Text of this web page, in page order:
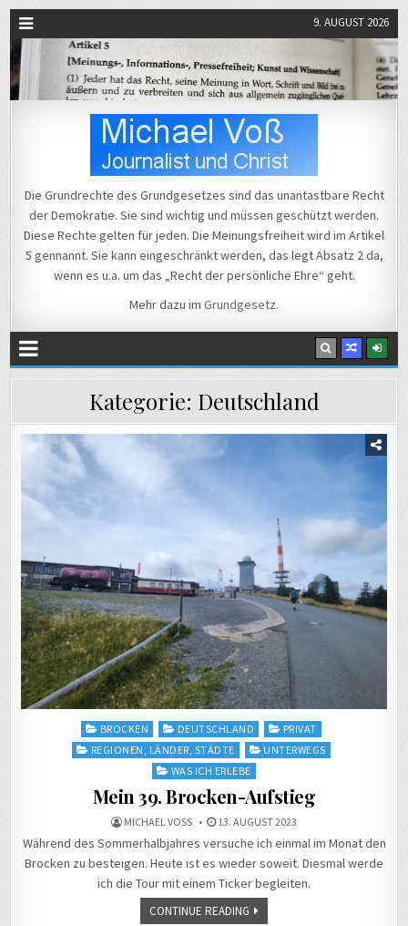
9. AUGUST 2026
Michael Voß
Die Grundrechte des Grundgesetzes sind das unantastbare Recht
der Demokratie. Sie sind wichtig und müssen geschützt werden.
Diese Rechte gelten für jeden. Die Meinungsfreiheit wird im Artikel
5 gennannt. Sie kann eingeschränkt werden, das legt Absatz 2 da,
wenn es u.a. um das „Recht der persönliche Ehre“ geht.
Mehr dazu im Grundgesetz.
Kategorie: Deutschland
Posted
in
BROCKEN DEUTSCHLAND
PRIVAT
REGIONEN, LÄNDER, STÄDTE
UNTERWEGS
WAS ICH ERLEBE
Mein 39. Brocken-Aufstieg
MICHAEL VOSS 13. AUGUST 2023
Während des Sommerhalbjahres versuche ich einmal im Monat den
Brocken zu besteigen. Heute ist es wieder soweit. Diesmal werde
ich die Tour mit einem Ticker begleiten.
CONTINUE READING